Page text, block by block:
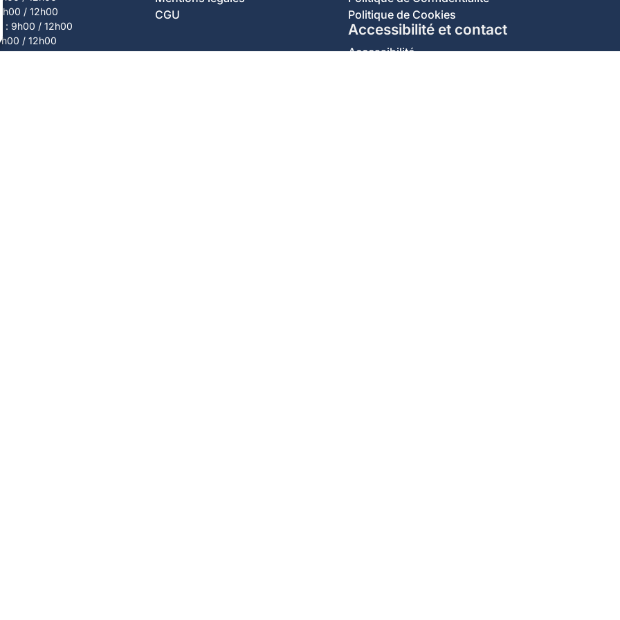
/ 12h00
: 9h00 / 12h00
/ 12h00
: 9h00 / 12h00
CGU
Politique de Cookies
Accessibilité et contact
Accessibilité